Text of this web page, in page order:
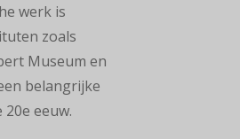
werk is
zoals
Museum en
belangrijke
eeuw.